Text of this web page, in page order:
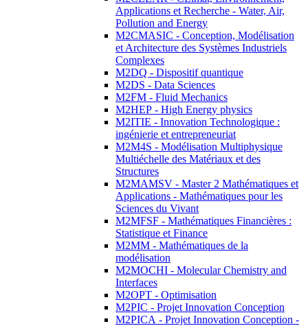
Applications et Recherche - Water, Air,
Pollution and Energy
M2CMASIC - Conception, Modélisation
et Architecture des Systèmes Industriels
Complexes
M2DQ - Dispositif quantique
M2DS - Data Sciences
M2FM - Fluid Mechanics
M2HEP - High Energy physics
M2ITIE - Innovation Technologique :
ingénierie et entrepreneuriat
M2M4S - Modélisation Multiphysique
Multiéchelle des Matériaux et des
Structures
M2MAMSV - Master 2 Mathématiques et
Applications - Mathématiques pour les
Sciences du Vivant
M2MFSF - Mathématiques Financières :
Statistique et Finance
M2MM - Mathématiques de la
modélisation
M2MOCHI - Molecular Chemistry and
Interfaces
M2OPT - Optimisation
M2PIC - Projet Innovation Conception
M2PICA - Projet Innovation Conception -